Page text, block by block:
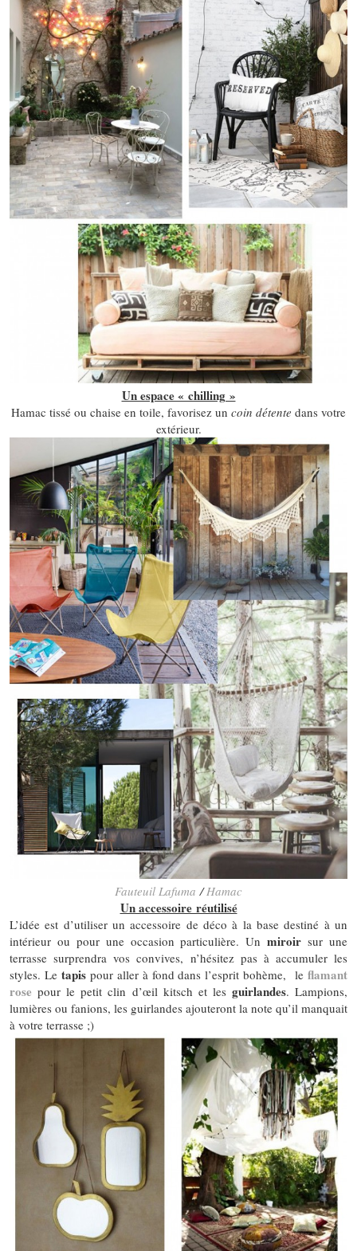
Un espace « chilling »
Hamac tissé ou chaise en toile, favorisez un coin détente dans votre
extérieur.
Fauteuil Lafuma /Hamac
Un accessoire réutilisé
L’idée est d’utiliser un accessoire de déco à la base destiné à un
intérieur ou pour une occasion particulière. Unmiroir sur une
terrasse surprendra vos convives, n’hésitez pas à accumuler les
styles. Le tapispour aller à fond dans l’esprit bohème, leflamant
rose pour le petit clin d’œil kitsch et les guirlandes. Lampions,
lumières ou fanions, les guirlandes ajouteront la note qu’il manquait
à votre terrasse ;)